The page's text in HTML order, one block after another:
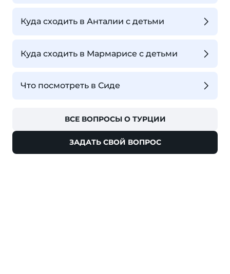
Куда сходить в Анталии с детьми
Куда сходить в Мармарисе с детьми
Что посмотреть в Сиде
ВСЕ ВОПРОСЫ О ТУРЦИИ
ЗАДАТЬ СВОЙ ВОПРОС